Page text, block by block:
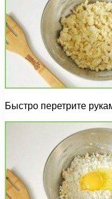
Быстро перетрите